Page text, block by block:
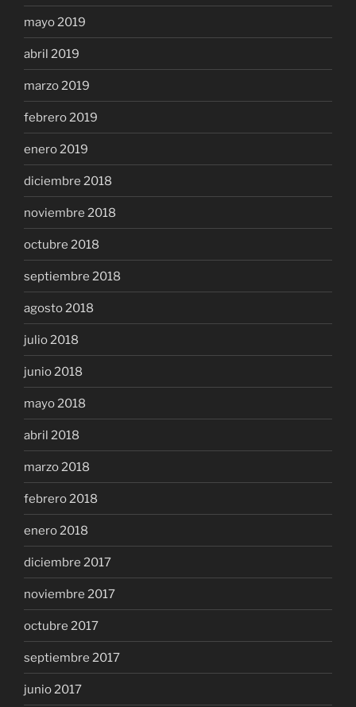
mayo 2019
abril 2019
marzo 2019
febrero 2019
enero 2019
diciembre 2018
noviembre 2018
octubre 2018
septiembre 2018
agosto 2018
julio 2018
junio 2018
mayo 2018
abril 2018
marzo 2018
febrero 2018
enero 2018
diciembre 2017
noviembre 2017
octubre 2017
septiembre 2017
junio 2017